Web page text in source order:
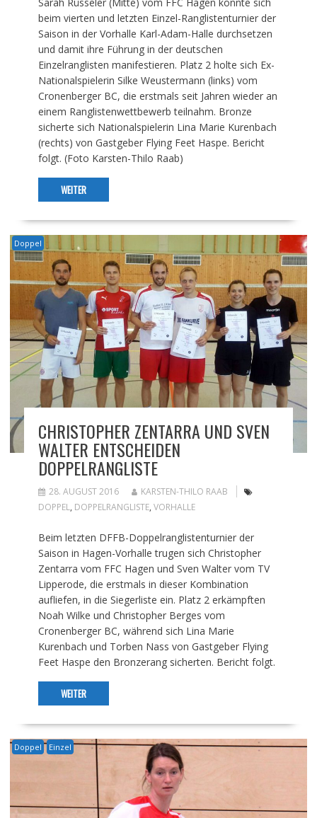
beim vierten und letzten Einzel-Ranglistenturnier der
Saison in der Vorhalle Karl-Adam-Halle durchsetzen
und damit ihre Führung in der deutschen
Einzelranglisten manifestieren. Platz 2 holte sich Ex-
Nationalspielerin Silke Weustermann (links) vom
Cronenberger BC, die erstmals seit Jahren wieder an
einem Ranglistenwettbewerb teilnahm. Bronze
sicherte sich Nationalspielerin Lina Marie Kurenbach
(rechts) von Gastgeber Flying Feet Haspe. Bericht
folgt. (Foto Karsten-Thilo Raab)
WEITER
Doppel
CHRISTOPHER ZENTARRA UND SVEN
WALTER ENTSCHEIDEN
DOPPELRANGLISTE
28. AUGUST 2016
KARSTEN-THILO RAAB
DOPPEL, DOPPELRANGLISTE, VORHALLE
Beim letzten DFFB-Doppelranglistenturnier der
Saison in Hagen-Vorhalle trugen sich Christopher
Zentarra vom FFC Hagen und Sven Walter vom TV
Lipperode, die erstmals in dieser Kombination
aufliefen, in die Siegerliste ein. Platz 2 erkämpften
Noah Wilke und Christopher Berges vom
Cronenberger BC, während sich Lina Marie
Kurenbach und Torben Nass von Gastgeber Flying
Feet Haspe den Bronzerang sicherten. Bericht folgt.
WEITER
Doppel Einzel